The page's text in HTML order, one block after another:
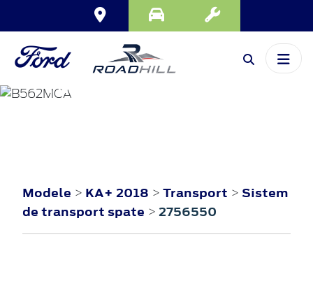
KA+
Modele > KA+ 2018 > Transport > Sistem
de transport spate > 2756550